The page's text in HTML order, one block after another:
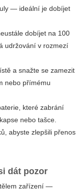
— ideální je dobíjet
dobíjet na 100
udržování v rozmezí
a snažte se zamezit
nebo přímému
které zabrání
nebo tašce.
abyste zlepšili přenos
dát pozor
tělem zařízení —